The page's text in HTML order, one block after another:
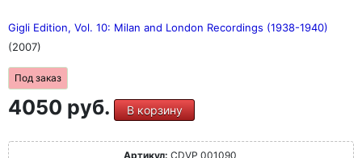
Gigli Edition, Vol. 10: Milan and London Recordings (1938-1940)
(2007)
Под заказ
4050 руб. В корзину
Артикул: CDVP 001090